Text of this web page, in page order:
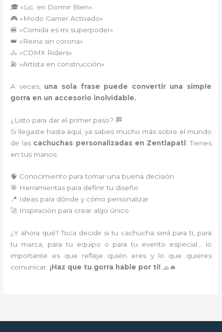
🎓 «Lic. en Dormir Bien»
🎮 «Modo Gamer Activado»
🍔 «Comida es mi superpoder»
👑 «Reina sin corona»
🚴 «CDMX Riders»
🎤 «Artista en construcción»
A veces, una sola frase puede convertir una simple
gorra en un accesorio inolvidable.
¿Listo para dar el primer paso? 🏁
Si llegaste hasta aquí, ya sabes mucho más sobre el mundo
de las cachuchas personalizadas en Zentlapatl . Tienes
en tus manos:
🧠 Conocimiento para tomar una buena decisión
🎯 Herramientas para definir tu diseño
📍 Ideas para dónde y cómo personalizar
🚀 Inspiración para crear algo único
¿Y ahora qué? Toca decidir si tu cachucha será para ti, para
tu marca, para tu equipo o para tu evento especial… lo
importante es que refleje quién eres y lo que quieres
comunicar. ¡Haz que tu gorra hable por ti! 🧢🔥